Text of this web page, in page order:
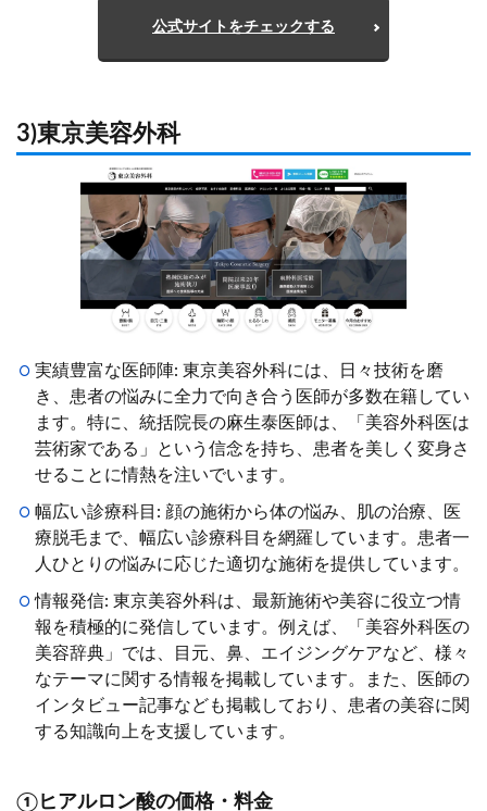
公式サイトをチェックする
3)東京美容外科
実績豊富な医師陣: 東京美容外科には、日々技術を磨
き、患者の悩みに全力で向き合う医師が多数在籍してい
ます。特に、統括院長の麻生泰医師は、「美容外科医は
芸術家である」という信念を持ち、患者を美しく変身さ
せることに情熱を注いでいます。
幅広い診療科目: 顔の施術から体の悩み、肌の治療、医
療脱毛まで、幅広い診療科目を網羅しています。患者一
人ひとりの悩みに応じた適切な施術を提供しています。
情報発信: 東京美容外科は、最新施術や美容に役立つ情
報を積極的に発信しています。例えば、「美容外科医の
美容辞典」では、目元、鼻、エイジングケアなど、様々
なテーマに関する情報を掲載しています。また、医師の
インタビュー記事なども掲載しており、患者の美容に関
する知識向上を支援しています。
①ヒアルロン酸の価格・料金